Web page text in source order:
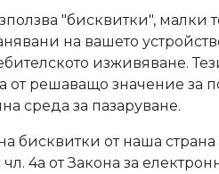
"бисквитки", малки
на вашето
изживяване.
от решаващо значение за
среда за пазаруване.
бисквитки от наша страна
чл. 4а от Закона за
152
гладко
Код: D152